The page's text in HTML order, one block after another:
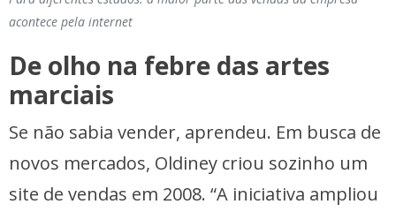
acontece pela internet
De olho na febre das artes
marciais
Se não sabia vender, aprendeu. Em busca de
novos mercados, Oldiney criou sozinho um
site de vendas em 2008. “A iniciativa ampliou